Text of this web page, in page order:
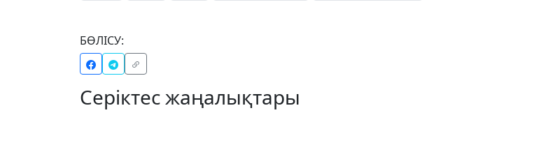
БӨЛІСУ:
Серіктес жаңалықтары